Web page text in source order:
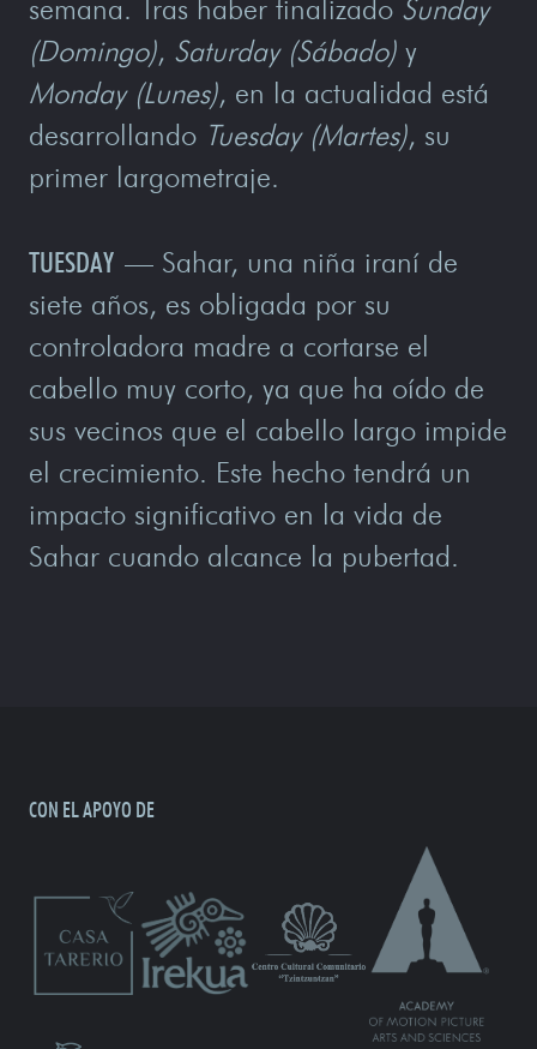
semana. Tras haber finalizado Sunday
(Domingo), Saturday (Sábado) y
Monday (Lunes), en la actualidad está
desarrollando Tuesday (Martes), su
primer largometraje.
TUESDAY — Sahar, una niña iraní de
siete años, es obligada por su
controladora madre a cortarse el
cabello muy corto, ya que ha oído de
sus vecinos que el cabello largo impide
el crecimiento. Este hecho tendrá un
impacto significativo en la vida de
Sahar cuando alcance la pubertad.
CON EL APOYO DE